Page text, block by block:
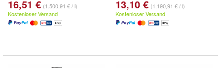
16,51 € (1.500,91 € / l)
Kostenloser Versand
13,10 € (1.190,91 € / l)
Kostenloser Versand